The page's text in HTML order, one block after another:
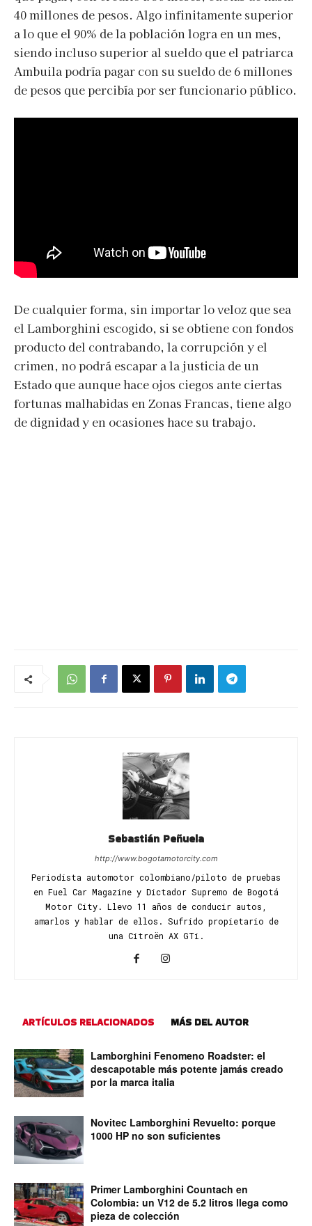
40 millones de pesos. Algo infinitamente superior
a lo que el 90% de la población logra en un mes,
siendo incluso superior al sueldo que el patriarca
Ambuila podría pagar con su sueldo de 6 millones
de pesos que percibía por ser funcionario público.
De cualquier forma, sin importar lo veloz que sea
el Lamborghini escogido, si se obtiene con fondos
producto del contrabando, la corrupción y el
crimen, no podrá escapar a la justicia de un
Estado que aunque hace ojos ciegos ante ciertas
fortunas malhabidas en Zonas Francas, tiene algo
de dignidad y en ocasiones hace su trabajo.
Sebastián Peñuela
http://www.bogotamotorcity.com
Periodista automotor colombiano/piloto de pruebas
en Fuel Car Magazine y Dictador Supremo de Bogotá
Motor City. Llevo 11 años de conducir autos,
amarlos y hablar de ellos. Sufrido propietario de
una Citroën AX GTi.
ARTÍCULOS RELACIONADOS MÁS DEL AUTOR
Lamborghini Fenomeno Roadster: el
descapotable más potente jamás creado
por la marca italia
Novitec Lamborghini Revuelto: porque
1000 HP no son suficientes
Primer Lamborghini Countach en
Colombia: un V12 de 5.2 litros llega como
pieza de colección